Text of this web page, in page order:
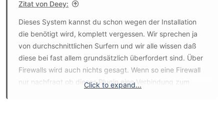
Zitat von Deey:
Dieses System kannst du schon wegen der Installation
die benötigt wird, komplett vergessen. Wir sprechen ja
von durchschnittlichen Surfern und wir alle wissen daß
diese bei fast allem grundsätzlich überfordert sind. Über
Firewalls wird auch nichts gesagt. Wenn so eine Firewall
nur nachfragt ob dieses Plugin eine Verbindung zum
Click to expand...